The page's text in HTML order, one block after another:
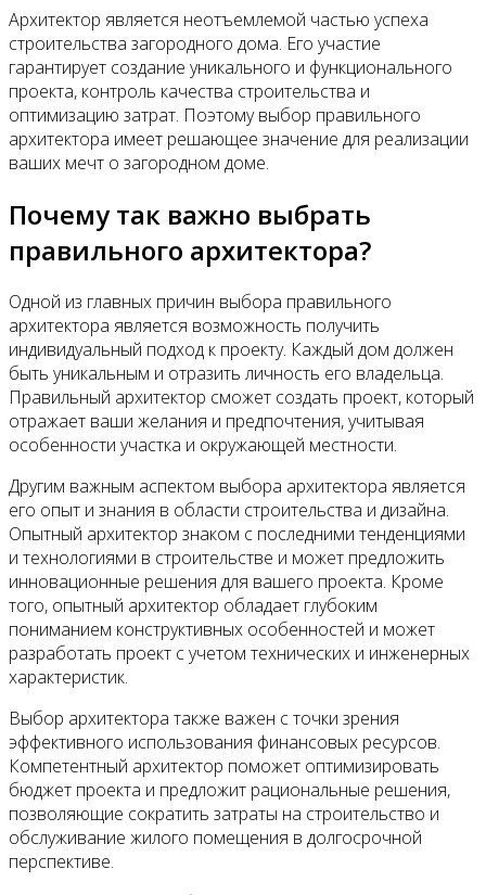
Архитектор является неотъемлемой частью успеха
строительства загородного дома. Его участие
гарантирует создание уникального и функционального
проекта, контроль качества строительства и
оптимизацию затрат. Поэтому выбор правильного
архитектора имеет решающее значение для реализации
ваших мечт о загородном доме.
Почему так важно выбрать
правильного архитектора?
Одной из главных причин выбора правильного
архитектора является возможность получить
индивидуальный подход к проекту. Каждый дом должен
быть уникальным и отразить личность его владельца.
Правильный архитектор сможет создать проект, который
отражает ваши желания и предпочтения, учитывая
особенности участка и окружающей местности.
Другим важным аспектом выбора архитектора является
его опыт и знания в области строительства и дизайна.
Опытный архитектор знаком с последними тенденциями
и технологиями в строительстве и может предложить
инновационные решения для вашего проекта. Кроме
того, опытный архитектор обладает глубоким
пониманием конструктивных особенностей и может
разработать проект с учетом технических и инженерных
характеристик.
Выбор архитектора также важен с точки зрения
эффективного использования финансовых ресурсов.
Компетентный архитектор поможет оптимизировать
бюджет проекта и предложит рациональные решения,
позволяющие сократить затраты на строительство и
обслуживание жилого помещения в долгосрочной
перспективе.